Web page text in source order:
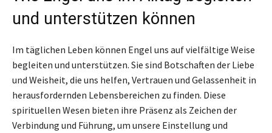
und unterstützen können
Im täglichen Leben können Engel uns auf vielfältige Weise
begleiten und unterstützen. Sie sind Botschaften der Liebe
und Weisheit, die uns helfen, Vertrauen und Gelassenheit in
herausfordernden Lebensbereichen zu finden. Diese
spirituellen Wesen bieten ihre Präsenz als Zeichen der
Verbindung und Führung, um unsere Einstellung und